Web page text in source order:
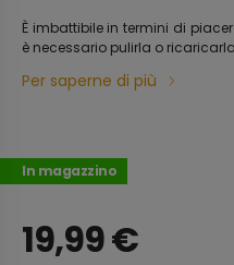
È imbattibile in termini di
è necessario pulirla o
Per saperne di più
In magazzino
19,99€